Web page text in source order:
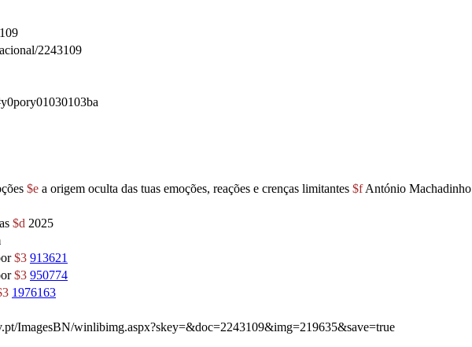
2243109
$e a origem oculta das tuas emoções, reações e crenças limitantes $fAntónio Machadinho
$d 2025
$3 913621
$3 950774
1976163
ImagesBN/winlibimg.aspx?skey=&doc=2243109&img=219635&save=true